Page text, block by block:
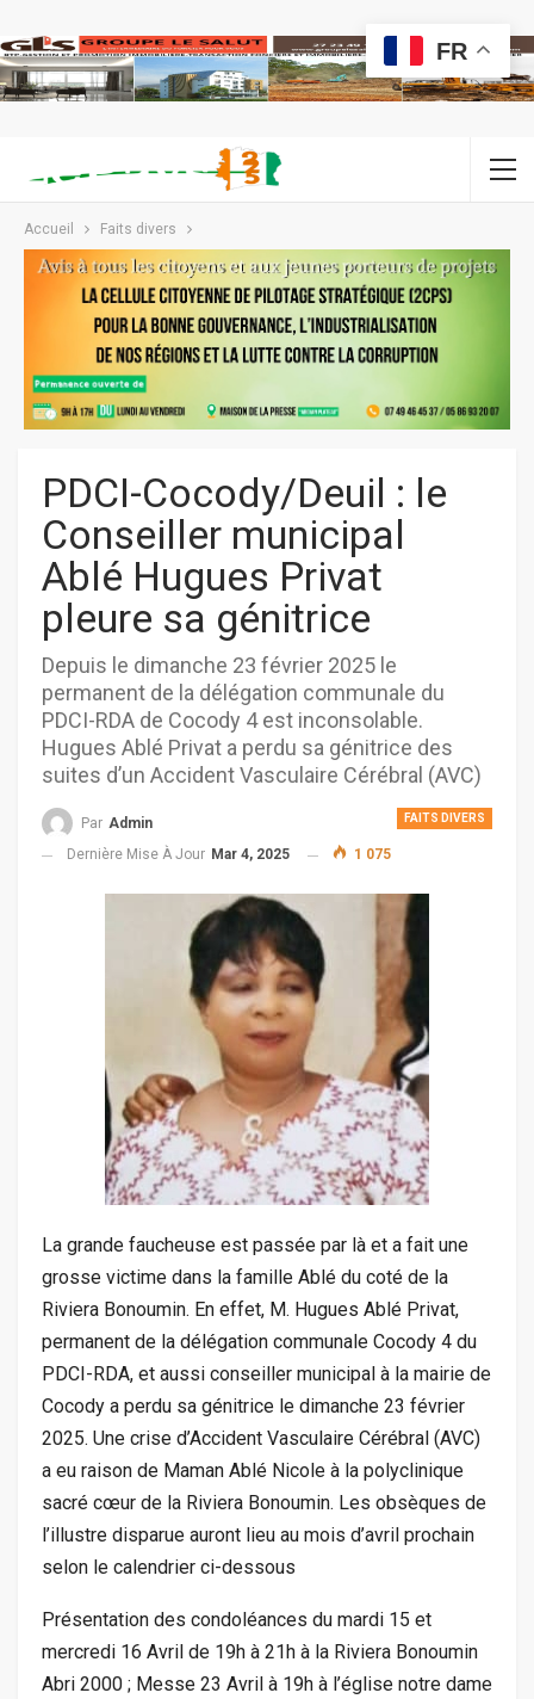
Accueil Faits divers
PDCI-Cocody/Deuil : le
Conseiller municipal
Ablé Hugues Privat
pleure sa génitrice
Depuis le dimanche 23 février 2025 le
permanent de la délégation communale du
PDCI-RDA de Cocody 4 est inconsolable.
Hugues Ablé Privat a perdu sa génitrice des
suites d’un Accident Vasculaire Cérébral (AVC)
FAITS DIVERS
Par Admin
Dernière Mise À Jour Mar 4, 2025 1 075
La grande faucheuse est passée par là et a fait une
grosse victime dans la famille Ablé du coté de la
Riviera Bonoumin. En effet, M. Hugues Ablé Privat,
permanent de la délégation communale Cocody 4 du
PDCI-RDA, et aussi conseiller municipal à la mairie de
Cocody a perdu sa génitrice le dimanche 23 février
2025. Une crise d’Accident Vasculaire Cérébral (AVC)
a eu raison de Maman Ablé Nicole à la polyclinique
sacré cœur de la Riviera Bonoumin. Les obsèques de
l’illustre disparue auront lieu au mois d’avril prochain
selon le calendrier ci-dessous
Présentation des condoléances du mardi 15 et
mercredi 16 Avril de 19h à 21h à la Riviera Bonoumin
Abri 2000 ; Messe 23 Avril à 19h à l’église notre dame
FR